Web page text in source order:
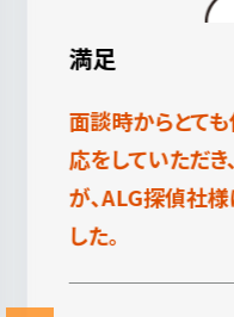
満足
調査の時、リアル
安心しておまかせ
大変お世話になりま